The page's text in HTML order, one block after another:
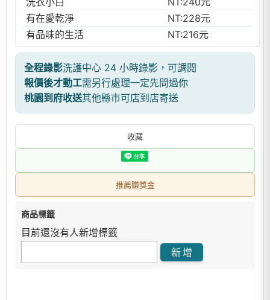
有在愛乾淨
NT:228元
有品味的生活
NT:216元
全程錄影洗護中心 24 小時錄影，可調閱
報價後才動工需另行處理一定先問過你
桃園到府收送其他縣市可店到店寄送
收藏
推薦賺獎金
商品標籤
目前還沒有人新增標籤